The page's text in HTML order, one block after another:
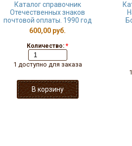
Каталог справочник
Отечественных знаков
почтовой оплаты. 1990 год
600,00 руб.
Количество: *
1 доступно для заказа